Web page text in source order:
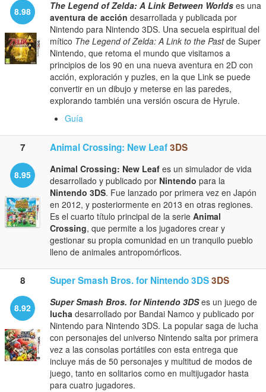
8.98 The Legend of Zelda: A Link Between Worlds es una
aventura de acción desarrollada y publicada por
Nintendo para Nintendo 3DS. Una secuela espiritual del
mítico The Legend of Zelda: A Link to the Pastde Super
Nintendo, que retoma el mundo que visitamos a
principios de los 90 en una nueva aventura en 2D con
acción, exploración y puzles, en la que Link se puede
convertir en un dibujo y meterse en las paredes,
explorando también una versión oscura de Hyrule.
Guía
7 Animal Crossing: New Leaf3DS
8.95 Animal Crossing: New Leaf es un simulador de vida
desarrollado y publicado por Nintendo para la
Nintendo 3DS. Fue lanzado por primera vez en Japón
en 2012, y posteriormente en 2013 en otras regiones.
Es el cuarto título principal de la serie Animal
Crossing, que permite a los jugadores crear y
gestionar su propia comunidad en un tranquilo pueblo
lleno de animales antropomórficos.
8 Super Smash Bros. for Nintendo 3DS3DS
8.92 Super Smash Bros. for Nintendo 3DSes un juego de
lucha desarrollado por Bandai Namco y publicado por
Nintendo para Nintendo 3DS. La popular saga de lucha
con personajes del universo Nintendo salta por primera
vez a las consolas portátiles con esta entrega que
incluye más de 50 personajes y multitud de modos de
juego, tanto en solitarios como en multijugador hasta
para cuatro jugadores.